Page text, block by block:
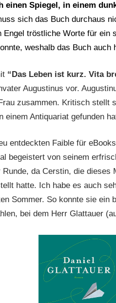
einen Spiegel, in einem
sich das Buch durchaus
tröstliche Worte für ein
weshalb das Buch auch
“Das Leben ist kurz. Vita
Augustinus vor.
zusammen. Kritisch stellt
einem Antiquariat gefunden
entdeckten Faible für
begeistert von seinem
da Cerstin, die dieses
hatte. Ich habe es auch
Sommer. So konnte sie ein
bei dem Herr Glattauer